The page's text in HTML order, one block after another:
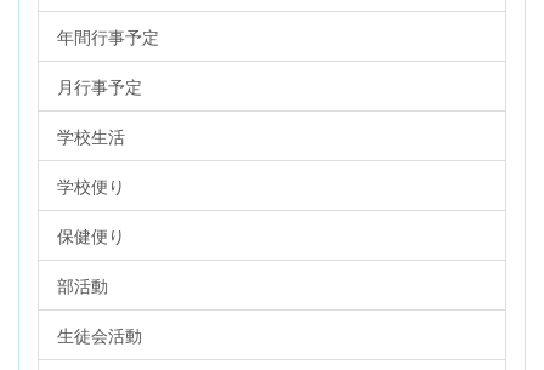
年間行事予定
月行事予定
学校生活
学校便り
保健便り
部活動
生徒会活動